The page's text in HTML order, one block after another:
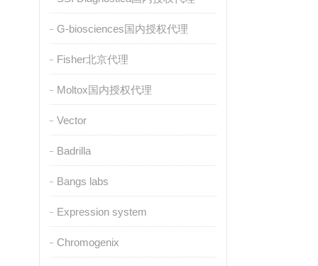
G-biosciences国内授权代理
Fisher北京代理
Moltox国内授权代理
Vector
Badrilla
Bangs labs
Expression system
Chromogenix